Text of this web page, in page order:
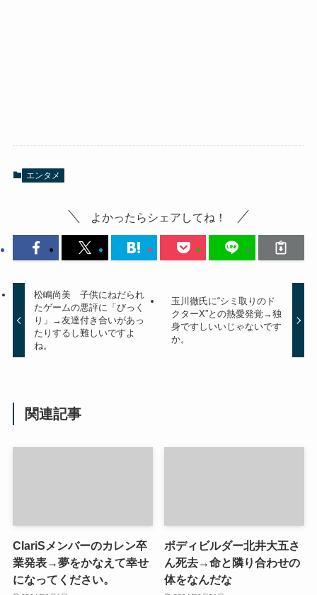
エンタメ
よかったらシェアしてね！
松嶋尚美 子供にねだられ
たゲームの悪評に「びっく
り」→友達付き合いがあっ
たりするし難しいですよ
ね。
玉川徹氏に“シミ取りのド
クターX”との熱愛発覚→独
身ですしいいじゃないです
か。
関連記事
ClariSメンバーのカレン卒
業発表→夢をかなえて幸せ
になってください。
ボディビルダー北井大五さ
ん死去→命と隣り合わせの
体をなんだな